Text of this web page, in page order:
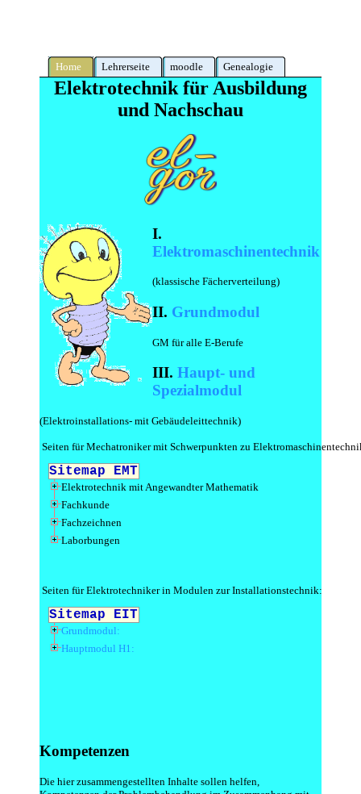
Home Lehrerseite moodle Genealogie
Elektrotechnik für Ausbildung
und Nachschau
I.
Elektromaschinentechnik
(klassische Fächerverteilung)
II. Grundmodul
GM für alle E-Berufe
III.Haupt- und
Spezialmodul
(Elektroinstallations- mit Gebäudeleittechnik)
Seiten für Mechatroniker mit Schwerpunkten zu
Seiten für Elektrotechniker in Modulen zur Installationstechnik:
Kompetenzen
Die hier zusammengestellten Inhalte sollen helfen,